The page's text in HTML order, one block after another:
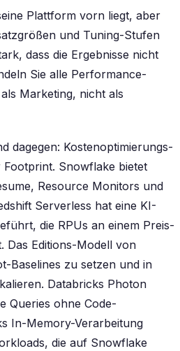
Plattform vorn liegt, aber
und Tuning-Stufen
dass die Ergebnisse nicht
Sie alle Performance-
Marketing, nicht als
dagegen: Kostenoptimierungs-
Snowflake bietet
Resource Monitors und
Serverless hat eine KI-
die RPUs an einem Preis-
Das Editions-Modell von
Baselines zu setzen und in
Databricks Photon
Queries ohne Code-
In-Memory-Verarbeitung
die auf Snowflake